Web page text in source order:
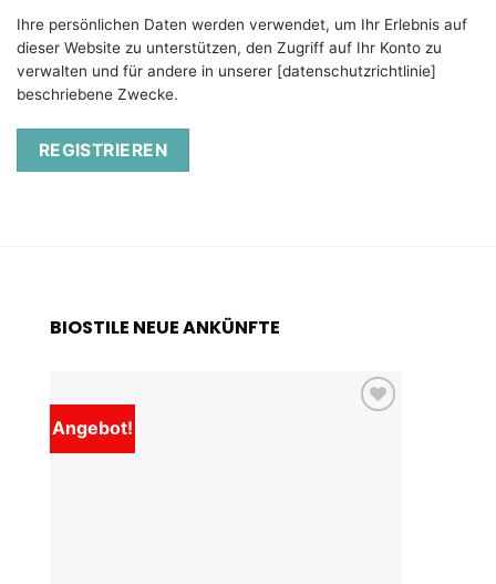
Ihre persönlichen Daten werden verwendet, um Ihr Erlebnis auf
dieser Website zu unterstützen, den Zugriff auf Ihr Konto zu
verwalten und für andere in unserer [datenschutzrichtlinie]
beschriebene Zwecke.
REGISTRIEREN
BIOSTILE NEUE ANKÜNFTE
Angebot!